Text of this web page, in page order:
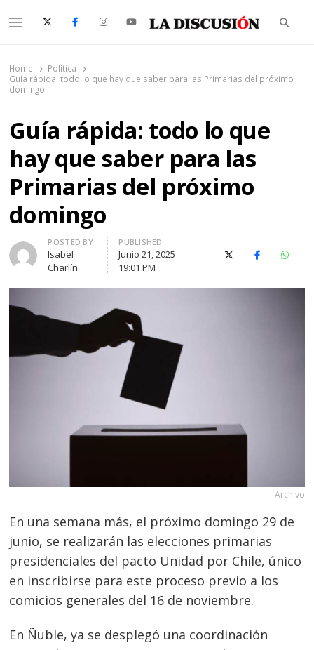
Menu
Home
Política
Guía rápida: todo lo que hay que saber para las Primarias del próximo
domingo
Guía rápida: todo lo que
hay que saber para las
Primarias del próximo
domingo
Author
POSTED BY
Isabel
Charlín
PUBLISHED
Junio 21, 2025
19:01 PM
X (Twitter)Facebook
Archivo
En una semana más, el próximo domingo 29 de
junio, se realizarán las elecciones primarias
presidenciales del pacto Unidad por Chile, único
en inscribirse para este proceso previo a los
comicios generales del 16 de noviembre.
En Ñuble, ya se desplegó una coordinación